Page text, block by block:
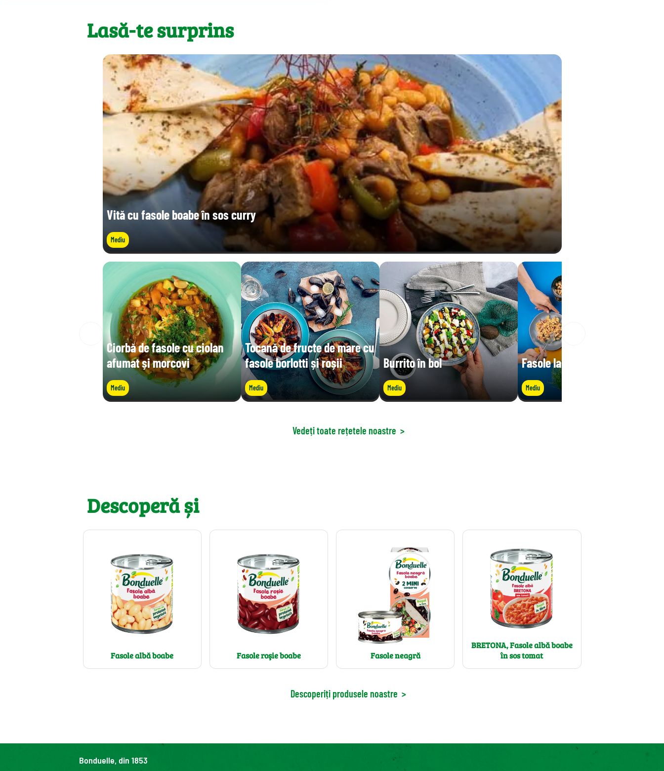
Lasă-te surprins
Vită cu fasole boabe în sos curry
Mediu
Ciorbă de fasole cu ciolan
afumat și morcovi
Mediu
Tocană de fructe de mare cu
fasole borlotti și roșii
Mediu
Burrito în bol
Mediu
Fasole la cuptor cu bacon
Mediu
Vedeți toate rețetele noastre >
Descoperă și
Fasole albă boabe Fasole roşie boabe Fasole neagră
BRETONA, Fasole albă boabe
în sos tomat
Descoperiți produsele noastre >
Bonduelle, din 1853